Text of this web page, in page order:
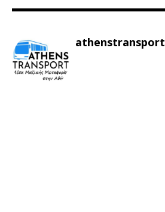
athenstransport